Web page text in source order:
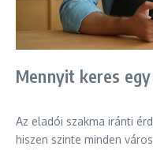
Mennyit keres
Az eladói szakma iránti
hiszen szinte minden